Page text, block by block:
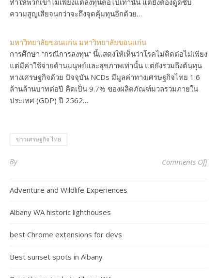
ความสูญเสียจนกว่าจะถึงจุดคุ้มทุนอีกด้วย…
มหาวิทยาลัยขอนแก่น มหาวิทยาลัยขอนแก่น
การศึกษา “กรณีการลงทุน” นี้แสดงให้เห็นว่าโรคไม่ติดต่อไม่เพียง
แต่มีค่าใช้จ่ายด้านมนุษย์และสุขภาพเท่านั้น แต่ยังรวมถึงต้นทุน
ทางเศรษฐกิจด้วย ปัจจุบัน NCDs มีมูลค่าทางเศรษฐกิจไทย 1.6
ล้านล้านบาทต่อปี คิดเป็น 9.7% ของผลิตภัณฑ์มวลรวมภายใน
ประเทศ (GDP) ปี 2562…
ข่าวเศรษฐกิจ ไทย
By Comments Offon
Adventure and Wildlife Experiences
Albany WA historic lighthouses
best Chrome extensions for devs
Best sunset spots in Albany